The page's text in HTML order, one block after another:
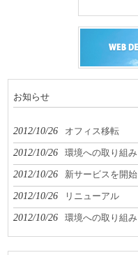
お知らせ
2012/10/26 オフィス移転
2012/10/26 環境への取り組み
2012/10/26 新サービスを開始
2012/10/26 リニューアル
2012/10/26 環境への取り組み